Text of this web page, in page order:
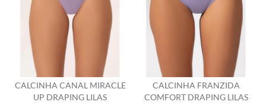
CALCINHA CANAL MIRACLE
UP DRAPING LILAS
CALCINHA FRANZIDA
COMFORT DRAPING LILAS